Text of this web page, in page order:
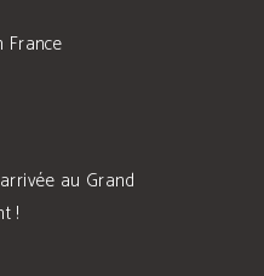
France
au Grand
!